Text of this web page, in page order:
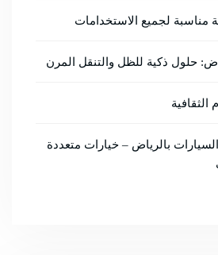
مناسبة لجميع الاستخدامات
حلول ذكية للظل والتنقل المرن
بالرياض – خيارات متعددة